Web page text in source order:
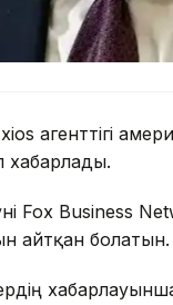
агенттігі
хабарлады.
Fox Business
айтқан болатын.